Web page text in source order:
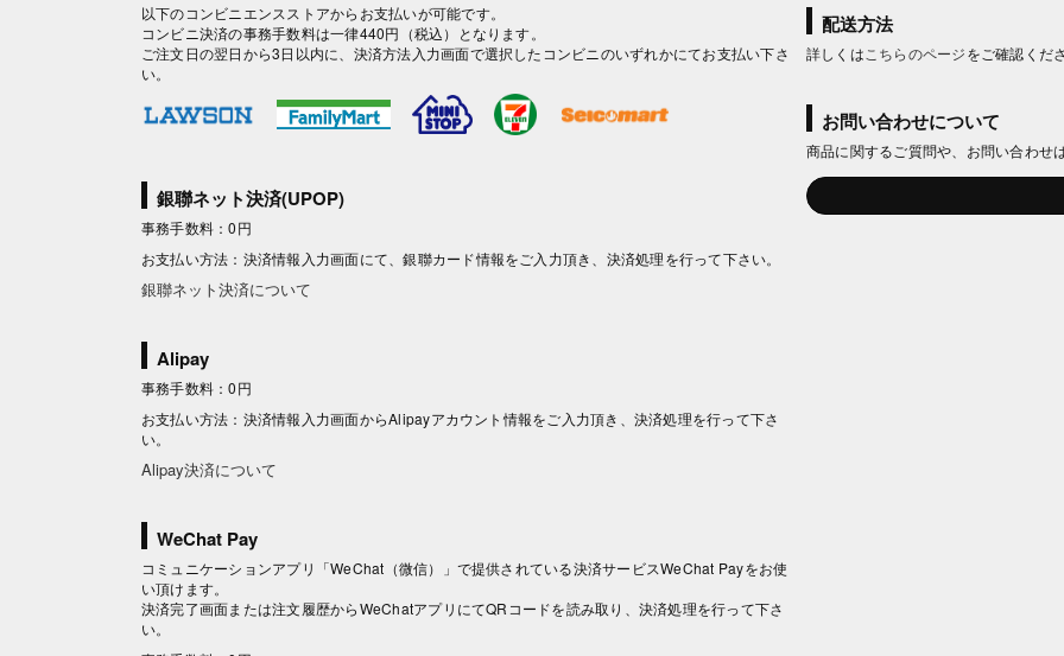
以下のコンビニエンスストアからお支払いが可能です。
コンビニ決済の事務手数料は一律440円（税込）となります。
ご注文日の翌日から3日以内に、決済方法入力画面で選択したコンビニのいずれかにてお支払い下さ
い。
銀聯ネット決済(UPOP)
事務手数料：0円
お支払い方法：決済情報入力画面にて、銀聯カード情報をご入力頂き、決済処理を行って下さい。
銀聯ネット決済について
Alipay
事務手数料：0円
お支払い方法：決済情報入力画面からAlipayアカウント情報をご入力頂き、決済処理を行って下さ
い。
Alipay決済について
WeChat Pay
コミュニケーションアプリ「WeChat（微信）」で提供されている決済サービスWeChat Payをお使
い頂けます。
決済完了画面または注文履歴からWeChatアプリにてQRコードを読み取り、決済処理を行って下さ
い。
配送方法
詳しくは こちらのページをご確認くださ
お問い合わせについて
商品に関するご質問や、お問い合わせ